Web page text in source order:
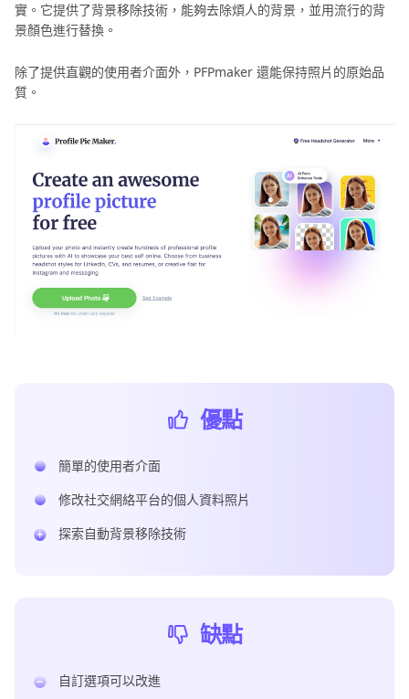
實。它提供了背景移除技術，能夠去除煩人的背景，並用流行的背
景顏色進行替換。
除了提供直觀的使用者介面外，PFPmaker 還能保持照片的原始品
質。
優點
簡單的使用者介面
修改社交網絡平台的個人資料照片
探索自動背景移除技術
缺點
自訂選項可以改進